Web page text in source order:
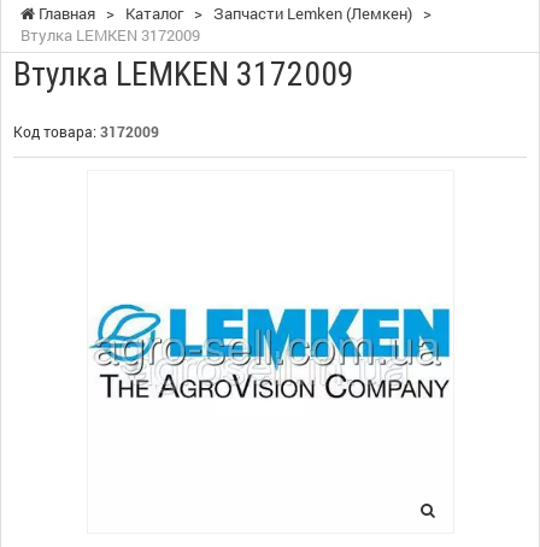
Главная > Каталог > Запчасти Lemken (Лемкен) >
Втулка LEMKEN 3172009
Втулка LEMKEN 3172009
Код товара: 3172009